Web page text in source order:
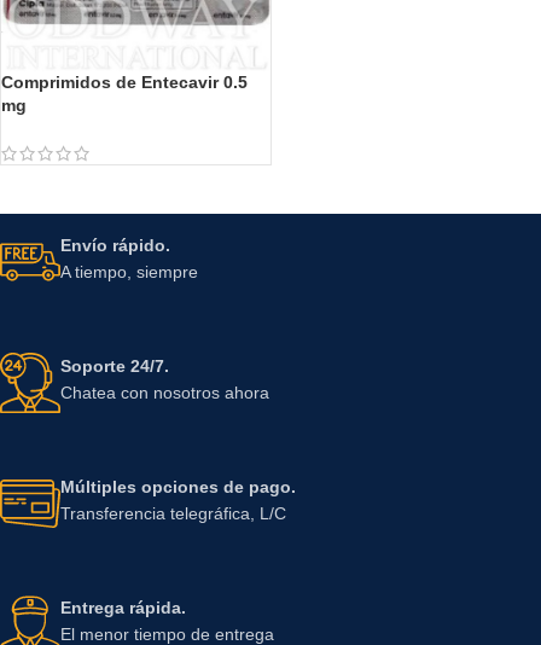
Comprimidos de Entecavir 0.5
mg
Envío rápido.
A tiempo, siempre
Soporte 24/7.
Chatea con nosotros ahora
Múltiples opciones de pago.
Transferencia telegráfica, L/C
Entrega rápida.
El menor tiempo de entrega